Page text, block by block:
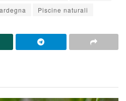
Piscine naturali